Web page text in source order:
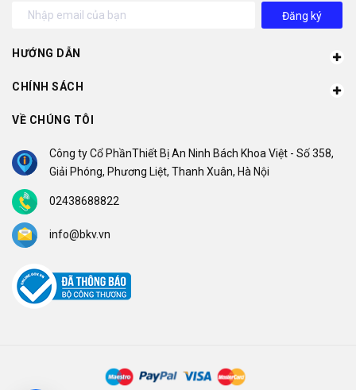
Đăng ký
HƯỚNG DẪN
CHÍNH SÁCH
VỀ CHÚNG TÔI
Công ty Cổ PhầnThiết Bị An Ninh Bách Khoa Việt - Số 358,
Giải Phóng, Phương Liệt, Thanh Xuân, Hà Nội
02438688822
info@bkv.vn